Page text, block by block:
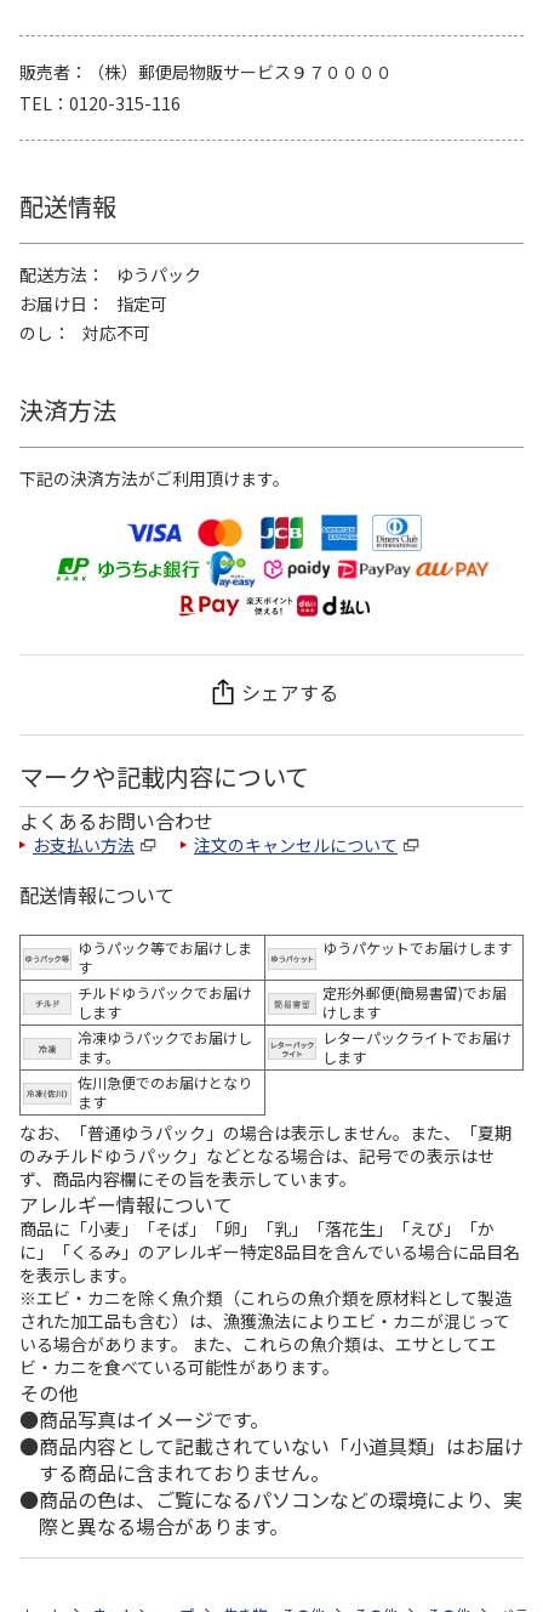
販売者
（株）郵便局物販サービス９７００００
TEL
0120-315-116
配送情報
配送方法
ゆうパック
お届け日
指定可
のし
対応不可
決済方法
下記の決済方法がご利用頂けます。
シェアする
マークや記載内容について
よくあるお問い合わせ
お支払い方法 注文のキャンセルについて
配送情報について
ゆうパック等でお届けしま
す
ゆうパケットでお届けします
チルドゆうパックでお届け
します
定形外郵便(簡易書留)でお届
けします
冷凍ゆうパックでお届けし
ます。
レターパックライトでお届け
します
佐川急便でのお届けとなり
ます
なお、「普通ゆうパック」の場合は表示しません。また、「夏期
のみチルドゆうパック」などとなる場合は、記号での表示はせ
ず、商品内容欄にその旨を表示しています。
アレルギー情報について
商品に「小麦」「そば」「卵」「乳」「落花生」「えび」「か
に」「くるみ」のアレルギー特定8品目を含んでいる場合に品目名
を表示します。
※エビ・カニを除く魚介類（これらの魚介類を原材料として製造
された加工品も含む）は、漁獲漁法によりエビ・カニが混じって
いる場合があります。 また、これらの魚介類は、エサとしてエ
ビ・カニを食べている可能性があります。
その他
商品写真はイメージです。
商品内容として記載されていない「小道具類」はお届け
する商品に含まれておりません。
商品の色は、ご覧になるパソコンなどの環境により、実
際と異なる場合があります。